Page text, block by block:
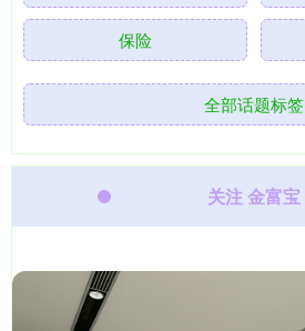
保险
全部话题标签
关注 金富宝